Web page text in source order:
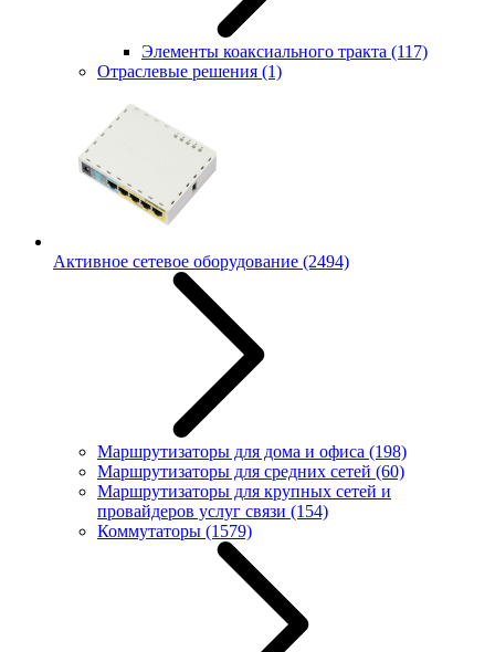
Элементы коаксиального тракта (117)
Отраслевые решения (1)
Активное сетевое оборудование (2494)
Маршрутизаторы для дома и офиса (198)
Маршрутизаторы для средних сетей (60)
Маршрутизаторы для крупных сетей и
провайдеров услуг связи (154)
Коммутаторы (1579)